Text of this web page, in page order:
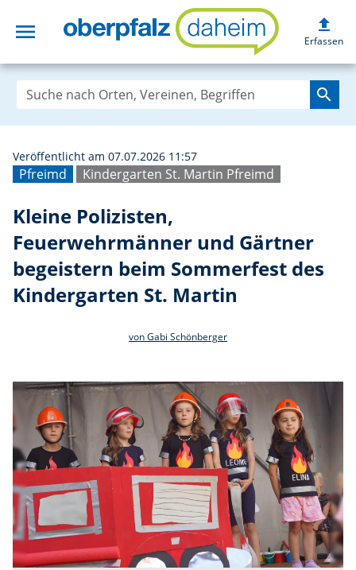
menu Kleine
upload
Erfassen
search
Pfreimd Kindergarten St. Martin Pfreimd
Veröffentlicht am 07.07.2026 11:57
Kleine Polizisten,
Feuerwehrmänner und Gärtner
begeistern beim Sommerfest des
Kindergarten St. Martin
von Gabi Schönberger